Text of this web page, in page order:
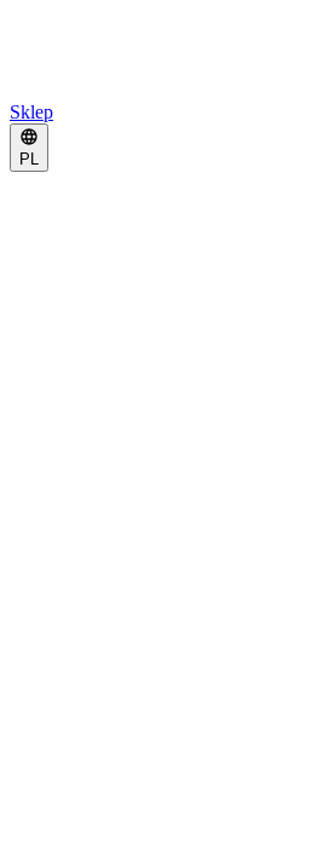
Sklep
PL